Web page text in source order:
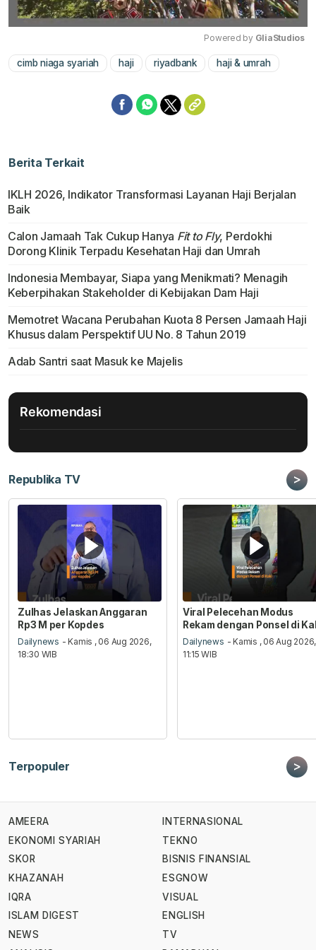
Mute
Powered by GliaStudios
cimb niaga syariah haji riyadbank haji & umrah
Berita Terkait
IKLH 2026, Indikator Transformasi Layanan Haji Berjalan
Baik
Calon Jamaah Tak Cukup Hanya Fit to Fly, Perdokhi
Dorong Klinik Terpadu Kesehatan Haji dan Umrah
Indonesia Membayar, Siapa yang Menikmati? Menagih
Keberpihakan Stakeholder di Kebijakan Dam Haji
Memotret Wacana Perubahan Kuota 8 Persen Jamaah Haji
Khusus dalam Perspektif UU No. 8 Tahun 2019
Adab Santri saat Masuk ke Majelis
Rekomendasi
Republika TV >
Zulhas Jelaskan Anggaran
Rp3 M per Kopdes
Dailynews - Kamis , 06 Aug 2026,
18:30 WIB
Viral Pelecehan Modus
Rekam dengan Ponsel di
Dailynews - Kamis , 06 Aug 2026,
11:15 WIB
Terpopuler >
AMEERA
EKONOMI SYARIAH
SKOR
KHAZANAH
IQRA
ISLAM DIGEST
NEWS
INTERNASIONAL
TEKNO
BISNIS FINANSIAL
ESGNOW
VISUAL
ENGLISH
TV